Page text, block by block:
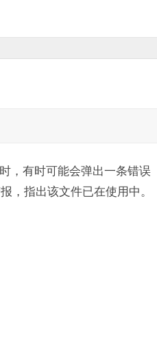
，有时可能会弹出一条错误
，指出该文件已在使用中。